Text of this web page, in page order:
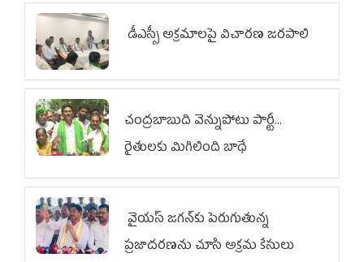
డీఎస్సీ అక్రమాలపై విచారణ జరపాలి
చంద్రబాబుది వెన్నుపోటు పార్టీ...
రైతులకు మిగిలింది బాధే
వైయ‌స్ జగన్‌కు పెరుగుతున్న
ప్రజాదరణను చూసి అక్రమ కేసులు